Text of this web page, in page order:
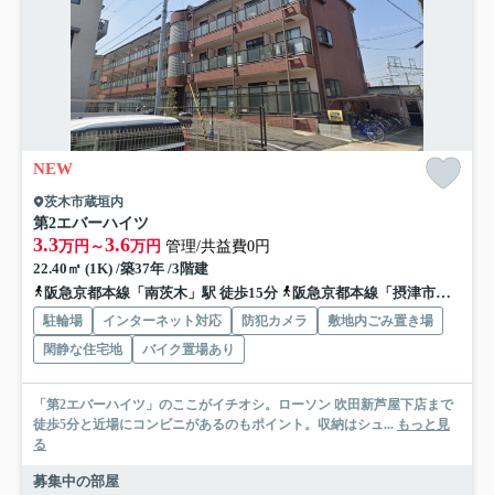
NEW
茨木市蔵垣内
第2エバーハイツ
3.3万円～3.6万円 管理/共益費0円
22.40㎡ (1K) /築37年 /3階建
阪急京都本線「南茨木」駅 徒歩15分
阪急京都本線「摂津市」駅 徒歩19分
駐輪場 インターネット対応 防犯カメラ
敷地内ごみ置き場
閑静な住宅地
バイク置場あり
「第2エバーハイツ」のここがイチオシ。ローソン 吹田新芦屋下店まで
徒歩5分と近場にコンビニがあるのもポイント。収納はシュ... もっと見
る
募集中の部屋